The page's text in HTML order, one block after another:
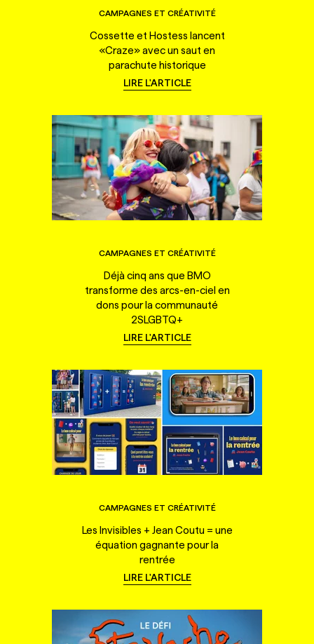
CAMPAGNES ET CRÉATIVITÉ
Cossette et Hostess lancent
«Craze» avec un saut en
parachute historique
LIRE L'ARTICLE
CAMPAGNES ET CRÉATIVITÉ
Déjà cinq ans que BMO
transforme des arcs-en-ciel en
dons pour la communauté
2SLGBTQ+
LIRE L'ARTICLE
CAMPAGNES ET CRÉATIVITÉ
Les Invisibles + Jean Coutu = une
équation gagnante pour la
rentrée
LIRE L'ARTICLE